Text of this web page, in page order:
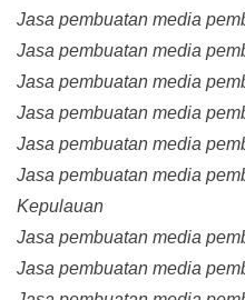
Jasa pembuatan media
Jasa pembuatan media
Jasa pembuatan media
Jasa pembuatan media
Jasa pembuatan media
Jasa pembuatan media
Kepulauan
Jasa pembuatan media
Jasa pembuatan media